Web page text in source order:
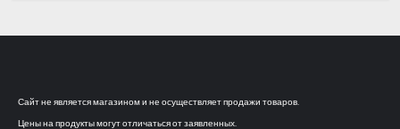
Сайт не является магазином и не осуществляет продажи товаров.
Цены на продукты могут отличаться от заявленных.